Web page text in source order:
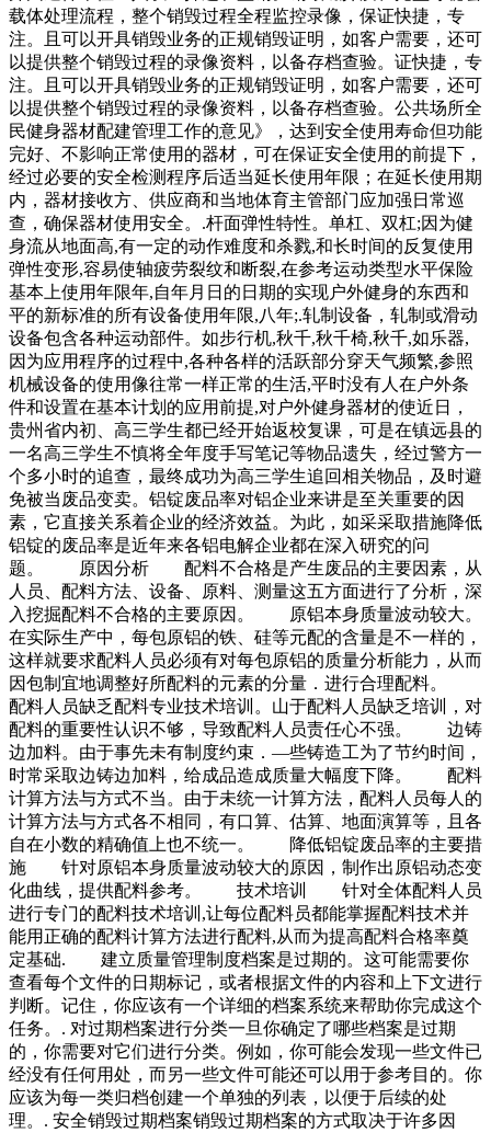
载体处理流程，整个销毁过程全程监控录像，保证快捷，专
注。且可以开具销毁业务的正规销毁证明，如客户需要，还可
以提供整个销毁过程的录像资料，以备存档查验。证快捷，专
注。且可以开具销毁业务的正规销毁证明，如客户需要，还可
以提供整个销毁过程的录像资料，以备存档查验。公共场所全
民健身器材配建管理工作的意见》，达到安全使用寿命但功能
完好、不影响正常使用的器材，可在保证安全使用的前提下，
经过必要的安全检测程序后适当延长使用年限；在延长使用期
内，器材接收方、供应商和当地体育主管部门应加强日常巡
查，确保器材使用安全。.杆面弹性特性。单杠、双杠;因为健
身流从地面高,有一定的动作难度和杀戮,和长时间的反复使用
弹性变形,容易使轴疲劳裂纹和断裂,在参考运动类型水平保险
基本上使用年限年,自年月日的日期的实现户外健身的东西和
平的新标准的所有设备使用年限,八年;.轧制设备，轧制或滑动
设备包含各种运动部件。如步行机,秋千,秋千椅,秋千,如乐器,
因为应用程序的过程中,各种各样的活跃部分穿天气频繁,参照
机械设备的使用像往常一样正常的生活,平时没有人在户外条
件和设置在基本计划的应用前提,对户外健身器材的使近日，
贵州省内初、高三学生都已经开始返校复课，可是在镇远县的
一名高三学生不慎将全年度手写笔记等物品遗失，经过警方一
个多小时的追查，最终成功为高三学生追回相关物品，及时避
免被当废品变卖。铝锭废品率对铝企业来讲是至关重要的因
素，它直接关系着企业的经济效益。为此，如采采取措施降低
铝锭的废品率是近年来各铝电解企业都在深入研究的问
题。 原因分析 配料不合格是产生废品的主要因素，从
人员、配料方法、设备、原料、测量这五方面进行了分析，深
入挖掘配料不合格的主要原因。 原铝本身质量波动较大。
在实际生产中，每包原铝的铁、硅等元配的含量是不一样的，
这样就要求配料人员必须有对每包原铝的质量分析能力，从而
因包制宜地调整好所配料的元素的分量．进行合理配料。
配料人员缺乏配料专业技术培训。山于配料人员缺乏培训，对
配料的重要性认识不够，导致配料人员责任心不强。 边铸
边加料。由于事先未有制度约束．—些铸造工为了节约时间，
时常采取边铸边加料，给成品造成质量大幅度下降。 配料
计算方法与方式不当。由于未统一计算方法，配料人员每人的
计算方法与方式各不相同，有口算、估算、地面演算等，且各
自在小数的精确值上也不统一。 降低铝锭废品率的主要措
施 针对原铝本身质量波动较大的原因，制作出原铝动态变
化曲线，提供配料参考。 技术培训 针对全体配料人员
进行专门的配料技术培训,让每位配料员都能掌握配料技术并
能用正确的配料计算方法进行配料,从而为提高配料合格率奠
定基础. 建立质量管理制度档案是过期的。这可能需要你
查看每个文件的日期标记，或者根据文件的内容和上下文进行
判断。记住，你应该有一个详细的档案系统来帮助你完成这个
任务。. 对过期档案进行分类一旦你确定了哪些档案是过期
的，你需要对它们进行分类。例如，你可能会发现一些文件已
经没有任何用处，而另一些文件可能还可以用于参考目的。你
应该为每一类归档创建一个单独的列表，以便于后续的处
理。. 安全销毁过期档案销毁过期档案的方式取决于许多因